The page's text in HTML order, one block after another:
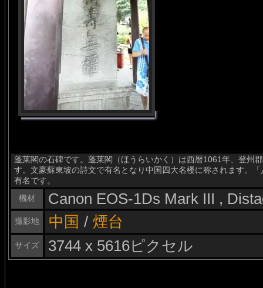
蓬莱閣の石碑です。蓬莱閣（ほうらいかく）は西暦1061年、登州
す。文豪蘇東坡の詩文で有名となり中国四大名楼に称されます。
有名です。
機材
Canon EOS-1Ds Mark III ,
撮影地 中国 / 煙台
サイズ 3744 x 5616ピクセル